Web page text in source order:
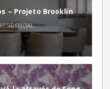
– Projeto Brooklin
RESIDENCIAL